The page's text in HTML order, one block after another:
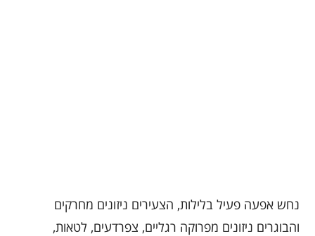
נחש אפעה פעיל בלילות, הצעירים ניזונים מחרקים
והבוגרים ניזונים מפרוקה רגליים, צפרדעים, לטאות,